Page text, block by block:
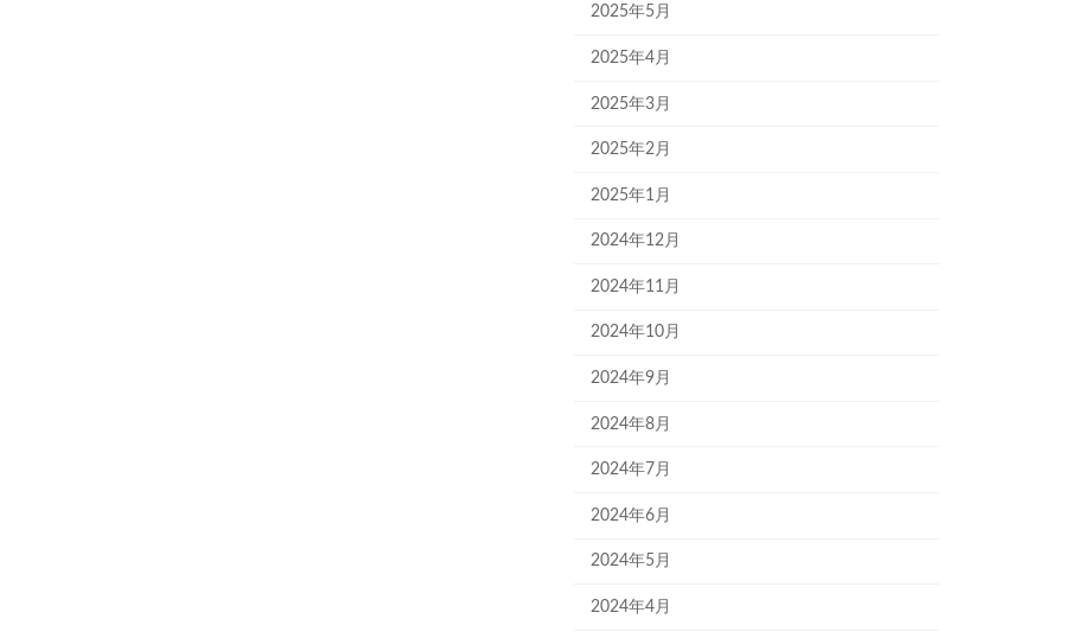
2025年5月
2025年4月
2025年3月
2025年2月
2025年1月
2024年12月
2024年11月
2024年10月
2024年9月
2024年8月
2024年7月
2024年6月
2024年5月
2024年4月